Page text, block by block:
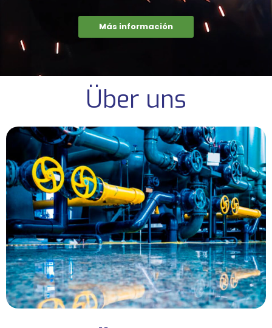
Más información
Über uns